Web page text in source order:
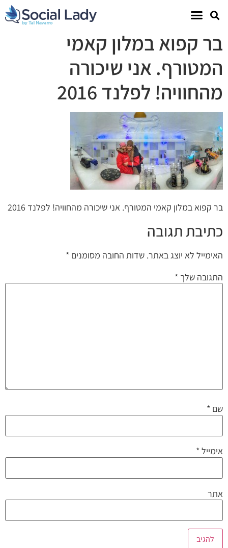
בר קפוא במלון קאמי
המטורף. אני שיכורה
מהחוויה! לפלנד 2016
בר קפוא במלון קאמי המטורף. אני שיכורה מהחוויה! לפלנד 2016
כתיבת תגובה
האימייל לא יוצג באתר. שדות החובה מסומנים *
התגובה שלך *
שם *
אימייל*
אתר